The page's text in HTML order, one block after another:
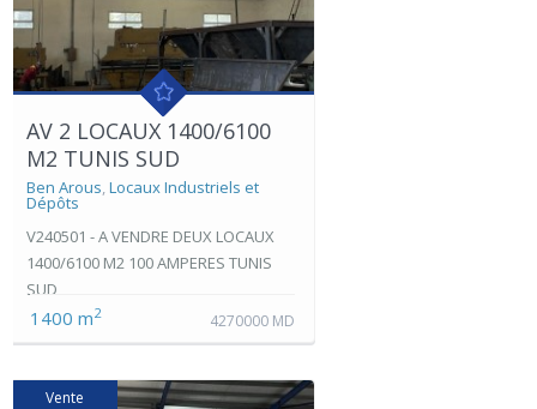
AV 2 LOCAUX 1400/6100
M2 TUNIS SUD
Ben Arous,Locaux Industriels et
Dépôts
V240501 - A VENDRE DEUX LOCAUX
1400/6100 M2 100 AMPERES TUNIS
SUD
1400 m2 4270000 MD
Vente